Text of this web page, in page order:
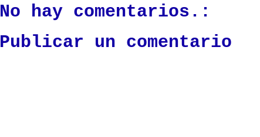
No hay comentarios.:
Publicar un comentario